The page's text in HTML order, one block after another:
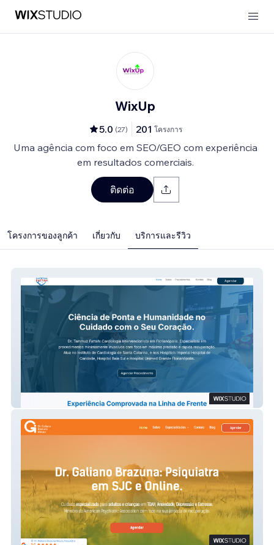
WixUp
5.0 (27) 201 โครงการ
Uma agência com foco em SEO/GEO com experiência
em resultados comerciais.
ติดต่อ
โครงการของลูกค้า เกี่ยวกับ บริการและรีวิว
Dr Galiano Brazuna - Psiquiatra em SJC